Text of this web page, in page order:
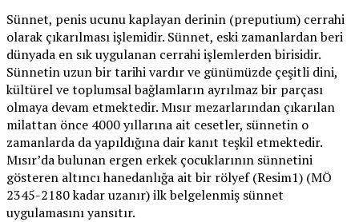
Sünnet, penis ucunu kaplayan derinin (preputium) cerrahi
olarak çıkarılması işlemidir. Sünnet, eski zamanlardan beri
dünyada en sık uygulanan cerrahi işlemlerden birisidir.
Sünnetin uzun bir tarihi vardır ve günümüzde çeşitli dini,
kültürel ve toplumsal bağlamların ayrılmaz bir parçası
olmaya devam etmektedir. Mısır mezarlarından çıkarılan
milattan önce 4000 yıllarına ait cesetler, sünnetin o
zamanlarda da yapıldığına dair kanıt teşkil etmektedir.
Mısır’da bulunan ergen erkek çocuklarının sünnetini
gösteren altıncı hanedanlığa ait bir rölyef (Resim1) (MÖ
2345-2180 kadar uzanır) ilk belgelenmiş sünnet
uygulamasını yansıtır.